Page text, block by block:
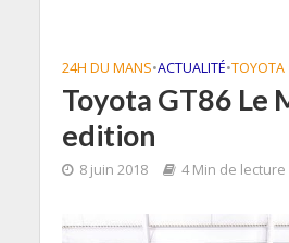
24H DU MANS•ACTUALITÉ•TOYOTA
Toyota GT86 Le
edition
8 juin 2018 4 Min de lecture